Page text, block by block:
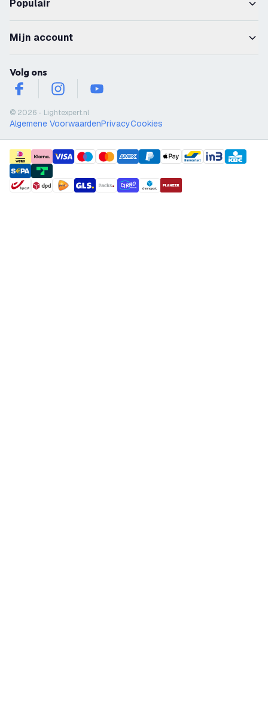
Populair
Mijn account
Volg ons
facebookinstagramyoutube
© 2026 - Lightexpert.nl
Algemene VoorwaardenPrivacyCookies
payment methods
shipment methods